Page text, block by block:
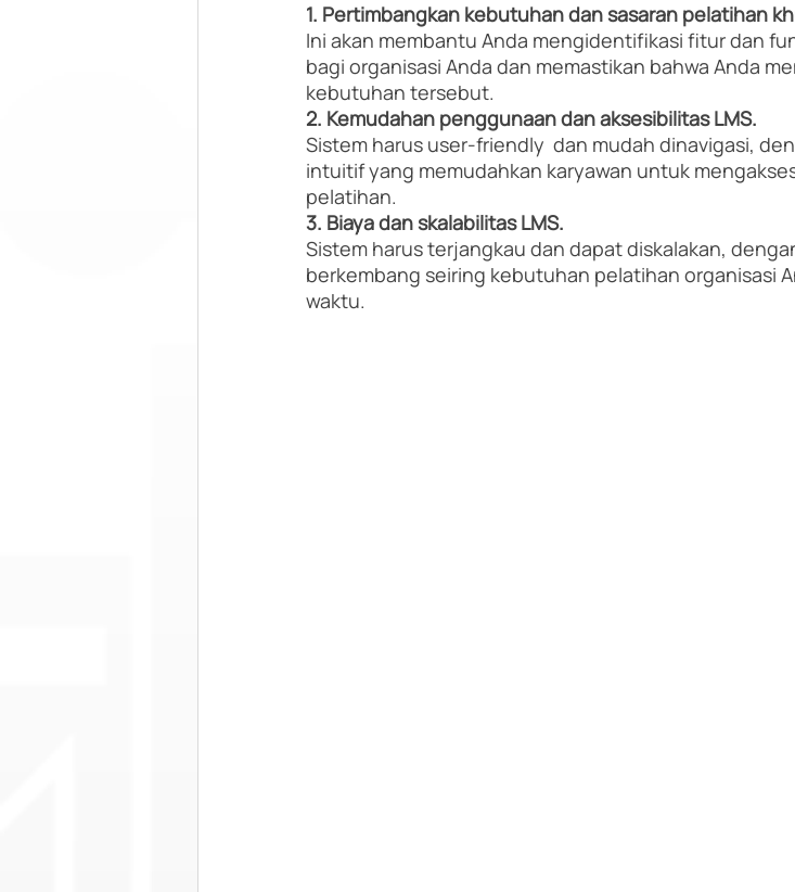
1. Pertimbangkan kebutuhan dan sasaran pelatihan
Ini akan membantu Anda mengidentifikasi fitur dan
bagi organisasi Anda dan memastikan bahwa Anda
kebutuhan tersebut.
2. Kemudahan penggunaan dan aksesibilitas LMS.
Sistem harus user-friendly  dan mudah dinavigasi,
intuitif yang memudahkan karyawan untuk
pelatihan.
3. Biaya dan skalabilitas LMS.
Sistem harus terjangkau dan dapat diskalakan,
berkembang seiring kebutuhan pelatihan organisasi
waktu.